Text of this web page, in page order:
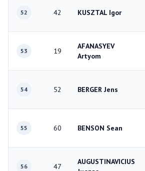
52 42 KUSZTAL Igor
53 19
AFANASYEV
Artyom
54 52 BERGER Jens
55 60 BENSON Sean
56 47
AUGUSTINAVICIUS